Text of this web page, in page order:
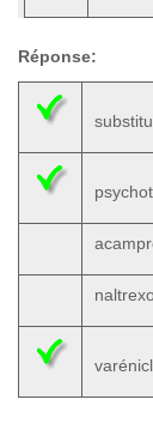
Réponse: